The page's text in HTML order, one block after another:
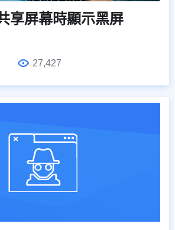
享屏幕時顯示黑屏
27,427